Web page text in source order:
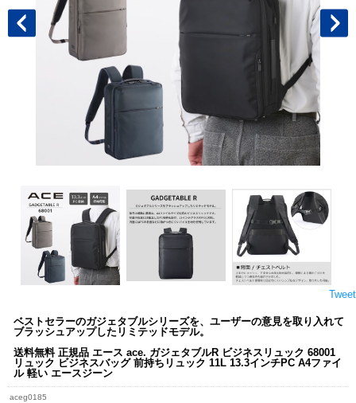
Tweet
ベストセラーのガジェタブルシリーズを、ユーザーの意見を取り入れて
ブラッシュアップしたリミテッドモデル。
送料無料 正規品 エース ace. ガジェタブルR ビジネスリュック 68001
リュック ビジネスバッグ 前持ちリュック 11L 13.3インチPC A4ファイ
ル 軽い エースジーン
aceg0185